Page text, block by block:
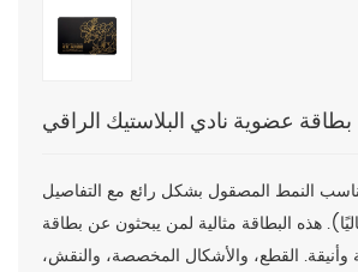
بطاقة عضوية نادي البلاستيك الراقي
النمط المصقول بشكل رائع مع التفاصيل
هذه البطاقة مثالية لمن يبحثون عن بطاقة
القطع، والأشكال المخصصة، والنقش،